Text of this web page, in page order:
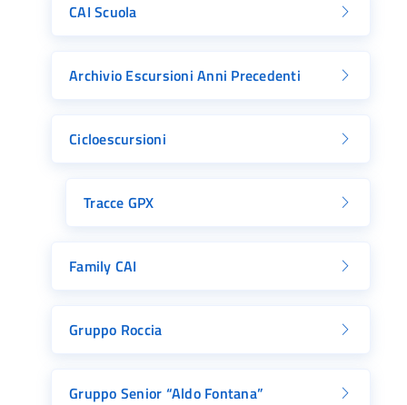
CAI Scuola
Archivio Escursioni Anni Precedenti
Cicloescursioni
Tracce GPX
Family CAI
Gruppo Roccia
Gruppo Senior “Aldo Fontana”